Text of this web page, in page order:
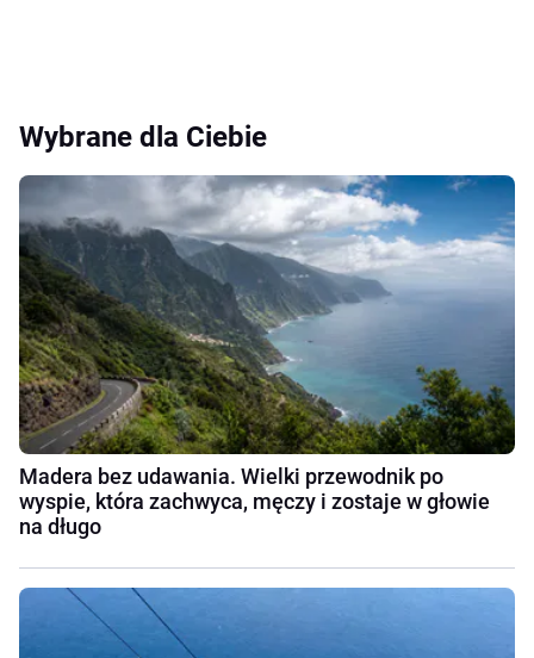
Wybrane dla Ciebie
Madera bez udawania. Wielki przewodnik po
wyspie, która zachwyca, męczy i zostaje w głowie
na długo